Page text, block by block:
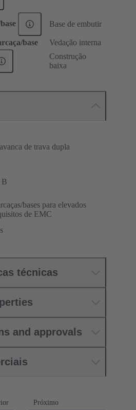
Base de embutir
base Vedação interna
Construção
baixa
de trava dupla
B
bases para elevados
de EMC
técnicas
and approvals
Próximo